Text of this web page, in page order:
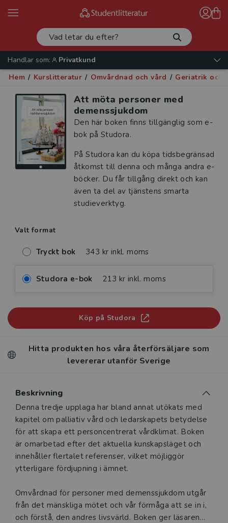
Handlar som:
Privatkund
Hem / Kurslitteratur / Omvårdnad och vård / Geriatrik och
Att möta personer med
demenssjukdom
Den här boken finns tillgänglig som e-
bok på Studora.
På Studora kan du köpa tidsbegränsad
åtkomst till denna och många andra e-
böcker. Du får tillgång direkt och kan
även ta del av tjänstens smarta
studieverktyg.
Valt format
Tryckt bok 343 kr inkl. moms
Studora e-bok 213 kr inkl. moms
Köp på Studora
Hitta produkten hos våra återförsäljare som
levererar utanför Sverige
Beskrivning
Beskrivning
Denna tredje upplaga har bland annat utökats med
kapitel om palliativ vård och ledarskapets betydelse
för att skapa ett personcentrerat vårdklimat. Boken
är omarbetad efter det aktuella kunskapsläget och
innehåller flertalet referenser, vilket möjliggör
ytterligare fördjupning i ämnet.
Omvårdnad för personer med demenssjukdom utgår
från det mänskliga mötet och vår förmåga att se in i,
och förstå, den andres livsvärld. Boken ger läsaren